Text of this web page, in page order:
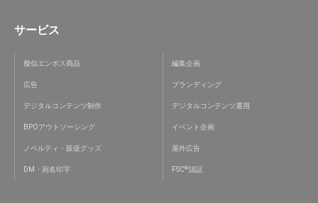
サービス
擬似エンボス商品 編集企画
広告 ブランディング
デジタルコンテンツ制作 デジタルコンテンツ運用
BPOアウトソーシング イベント企画
ノベルティ・販促グッズ 屋外広告
DM・宛名印字 FSC®認証